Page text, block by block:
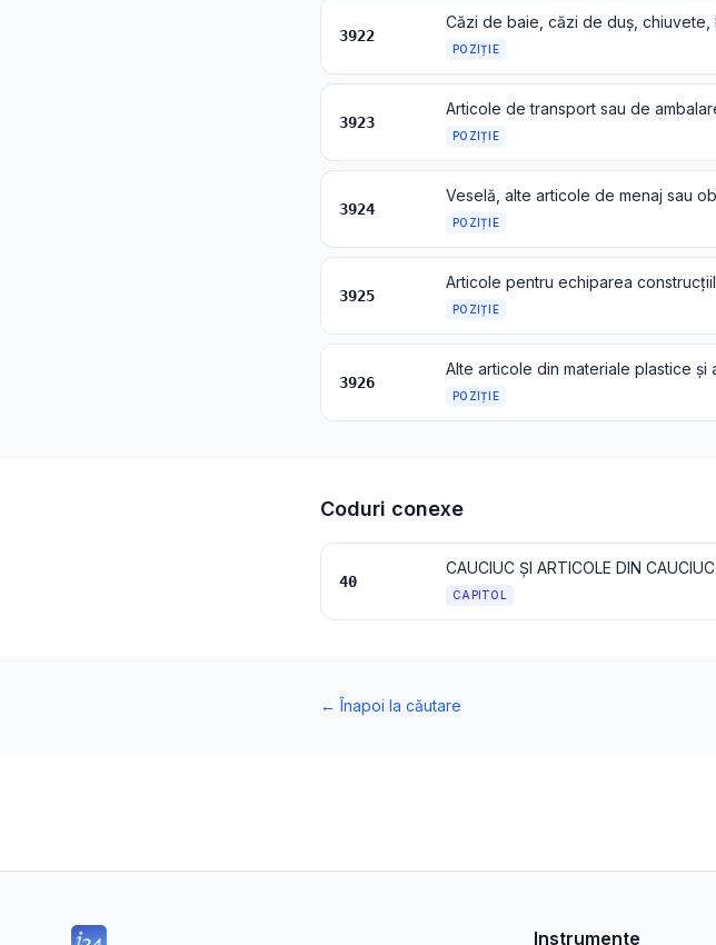
3922
POZIȚIE
3923
POZIȚIE
3924
POZIȚIE
3925
POZIȚIE
3926
POZIȚIE
Coduri conexe
40
CAUCIUC ȘI ARTICOLE DIN CAUCIUC
CAPITOL
←Înapoi la căutare
Instrumente